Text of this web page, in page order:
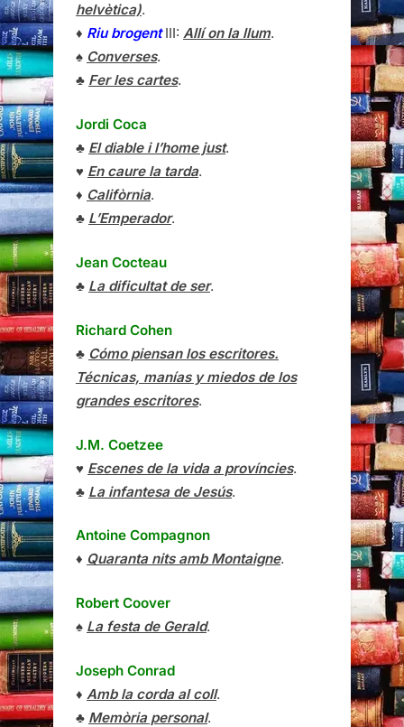
helvètica).
♦ Riu brogentIII: Allí on la llum.
♠ Converses.
♣ Fer les cartes.
Jordi Coca
♣ El diable i l’home just.
♥ En caure la tarda.
♦ Califòrnia.
♣ L’Emperador.
Jean Cocteau
♣ La dificultat de ser.
Richard Cohen
♣ Cómo piensan los escritores.
Técnicas, manías y miedos de los
grandes escritores.
J.M. Coetzee
♥ Escenes de la vida a províncies.
♣ La infantesa de Jesús.
Antoine Compagnon
♦ Quaranta nits amb Montaigne.
Robert Coover
♠ La festa de Gerald.
Joseph Conrad
♦ Amb la corda al coll.
♣ Memòria personal.